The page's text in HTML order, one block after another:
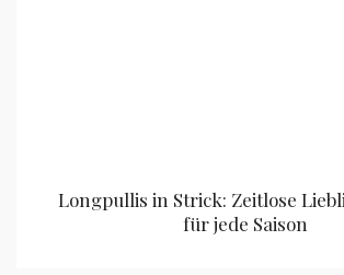
Longpullis in Strick: Zeitlose
für jede Saison